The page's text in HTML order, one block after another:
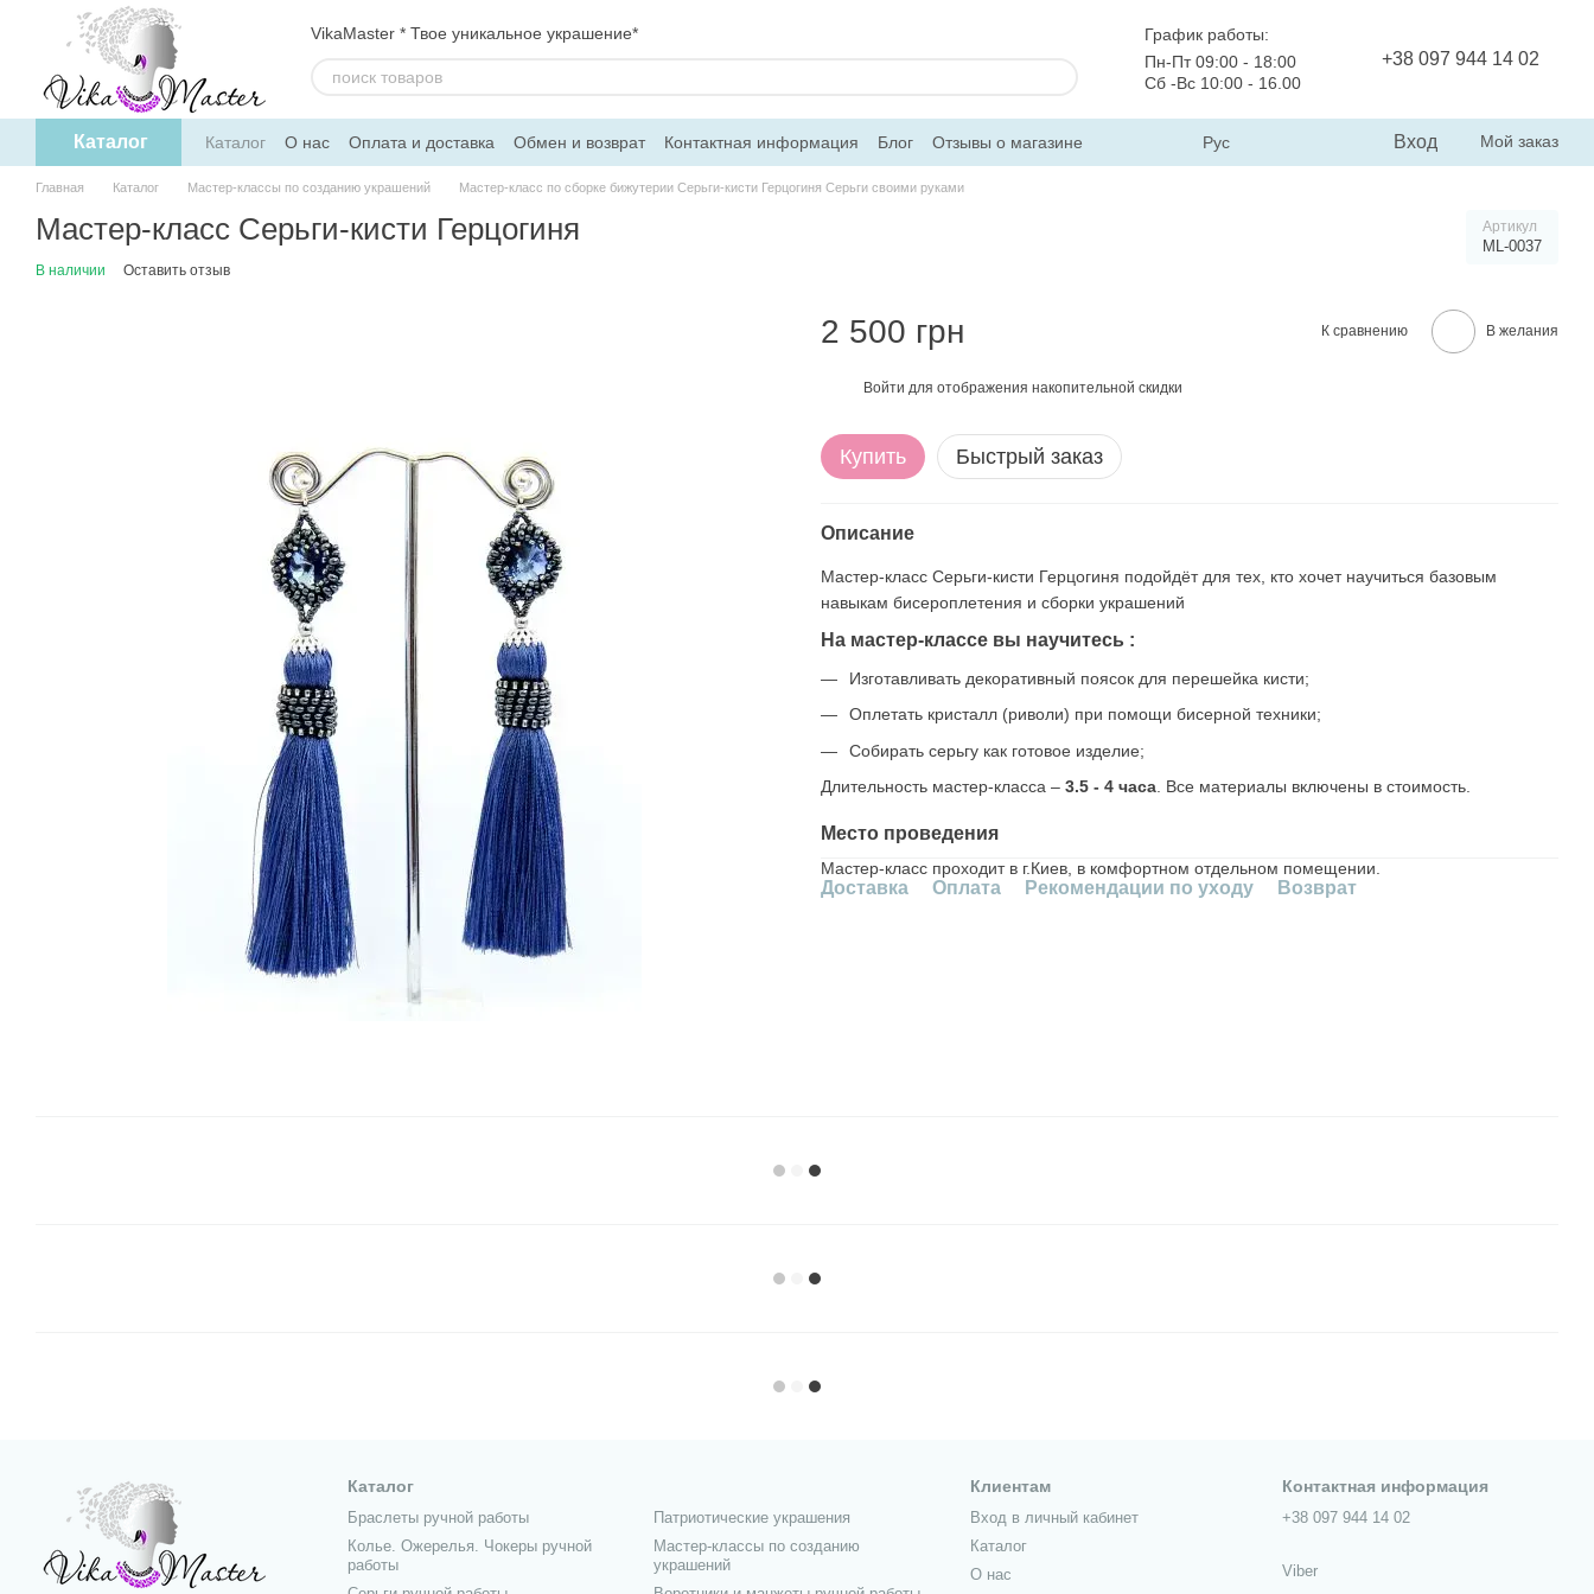
Перейти к основному контенту
VikaMaster * Твое уникальное украшение*
График работы:
Пн-Пт 09:00 - 18:00
Сб -Вс 10:00 - 16.00
+38 097 944 14 02
Каталог Каталог О нас Оплата и доставка Обмен и возврат Контактная информация Блог
Отзывы о магазине
Политика конфиденциальности
Договор оферти
Рус Вход Мой заказ
Главная Каталог Мастер-классы по созданию украшений Мастер-класс по сборке бижутерии Серьги-кисти Герцогиня Серьги своими руками
Мастер-класс Серьги-кисти Герцогиня Артикул
ML-0037
В наличии Оставить отзыв
2 500 грн К сравнению В желания
Войти для отображения накопительной скидки
Купить Быстрый заказ
Описание
Мастер-класс Серьги-кисти Герцогиня подойдёт для тех, кто хочет научиться базовым
навыкам бисероплетения и сборки украшений
На мастер-классе вы научитесь :
Изготавливать декоративный поясок для перешейка кисти;
Оплетать кристалл (риволи) при помощи бисерной техники;
Собирать серьгу как готовое изделие;
Длительность мастер-класса – 3.5 - 4 часа . Все материалы включены в стоимость.
Место проведения
Мастер-класс проходит в г.Киев, в комфортном отдельном помещении.
Доставка Оплата Рекомендации по уходу Возврат
Каталог
Браслеты ручной работы
Колье. Ожерелья. Чокеры ручной
работы
Патриотические украшения
Мастер-классы по созданию
украшений
Клиентам
Вход в личный кабинет
Каталог
О нас
Контактная информация
+38 097 944 14 02
Viber